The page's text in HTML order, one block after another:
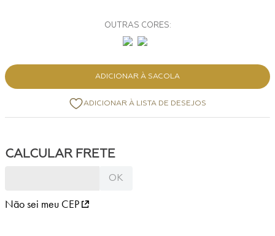
ADICIONAR À SACOLA
Não sei meu CEP